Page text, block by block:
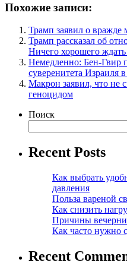
Похожие записи:
Трамп заявил о
Трамп рассказал об
Ничего хорошего ждать
Немедленно: Бен-Гвир
суверенитета Израиля
Макрон заявил, что не
геноцидом
Поиск
Recent Posts
Как выбрать
давления
Польза вареной
Как снизить
Причины
Как часто нужно
Recent